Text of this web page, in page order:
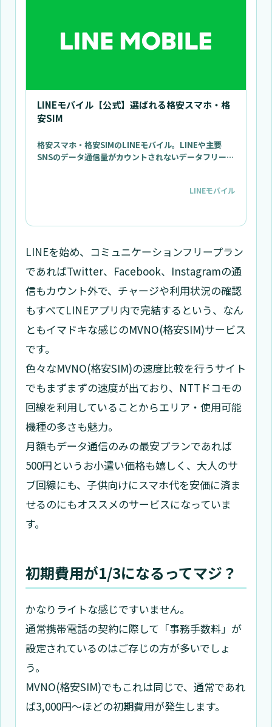
LINEモバイル【公式】選ばれる格安スマホ・格
安SIM
格安スマホ・格安SIMのLINEモバイル。LINEや主要
SNSのデータ通信量がカウントされないデータフリーが
LINEモバイル
LINEを始め、コミュニケーションフリープラン
であればTwitter、Facebook、Instagramの通
信もカウント外で、チャージや利用状況の確認
もすべてLINEアプリ内で完結するという、なん
ともイマドキな感じのMVNO(格安SIM)サービス
です。
色々なMVNO(格安SIM)の速度比較を行うサイト
でもまずまずの速度が出ており、NTTドコモの
回線を利用していることからエリア・使用可能
機種の多さも魅力。
月額もデータ通信のみの最安プランであれば
500円というお小遣い価格も嬉しく、大人のサ
ブ回線にも、子供向けにスマホ代を安価に済ま
せるのにもオススメのサービスになっていま
す。
初期費用が1/3になるってマジ？
かなりライトな感じですいません。
通常携帯電話の契約に際して「事務手数料」が
設定されているのはご存じの方が多いでしょ
う。
MVNO(格安SIM)でもこれは同じで、通常であれ
ば3,000円～ほどの初期費用が発生します。